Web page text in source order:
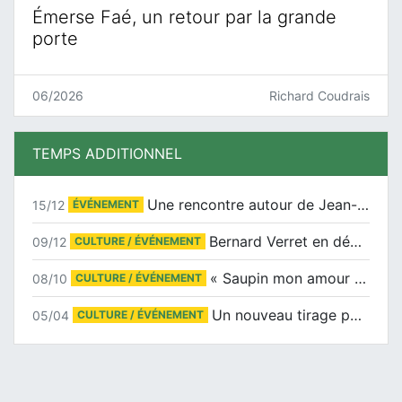
Émerse Faé, un retour par la grande
porte
06/2026 Richard Coudrais
TEMPS ADDITIONNEL
15/12 ÉVÉNEMENT Une rencontre autour de Jean-Claude Suaudeau
09/12 CULTURE / ÉVÉNEMENT Bernard Verret en dédicaces le samedi 13 décembre à l’Espace Culturel Atlantis
08/10 CULTURE / ÉVÉNEMENT « Saupin mon amour » au salon du livre de Trentemoult
05/04 CULTURE / ÉVÉNEMENT Un nouveau tirage pour le Docu-BD